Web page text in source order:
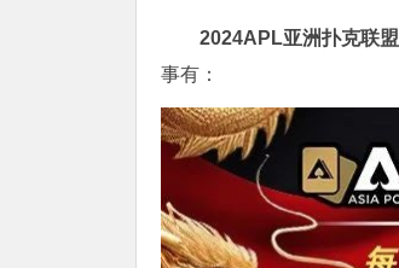
2024APL亚洲扑克联盟
事有：